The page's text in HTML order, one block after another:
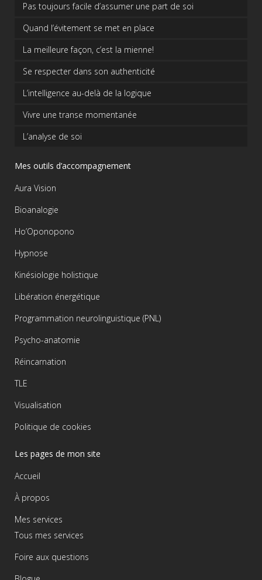
Pas toujours facile d’assumer une part de soi
Quand l’évitement se met en place
La meilleure façon, c’est la mienne!
Se respecter dans son authenticité
L’intelligence au-delà de la logique
Vivre une transe momentanée
L’analyse de soi
Mes outils d’accompagnement
Aura Vision
Bioanalogie
Ho’Oponopono
Hypnose
Kinésiologie holistique
Libération énergétique
Programmation neurolinguistique (PNL)
Psycho-anatomie
Réincarnation
TLE
Visualisation
Politique de cookies
Les pages de mon site
Accueil
À propos
Mes services
Tous mes services
Foire aux questions